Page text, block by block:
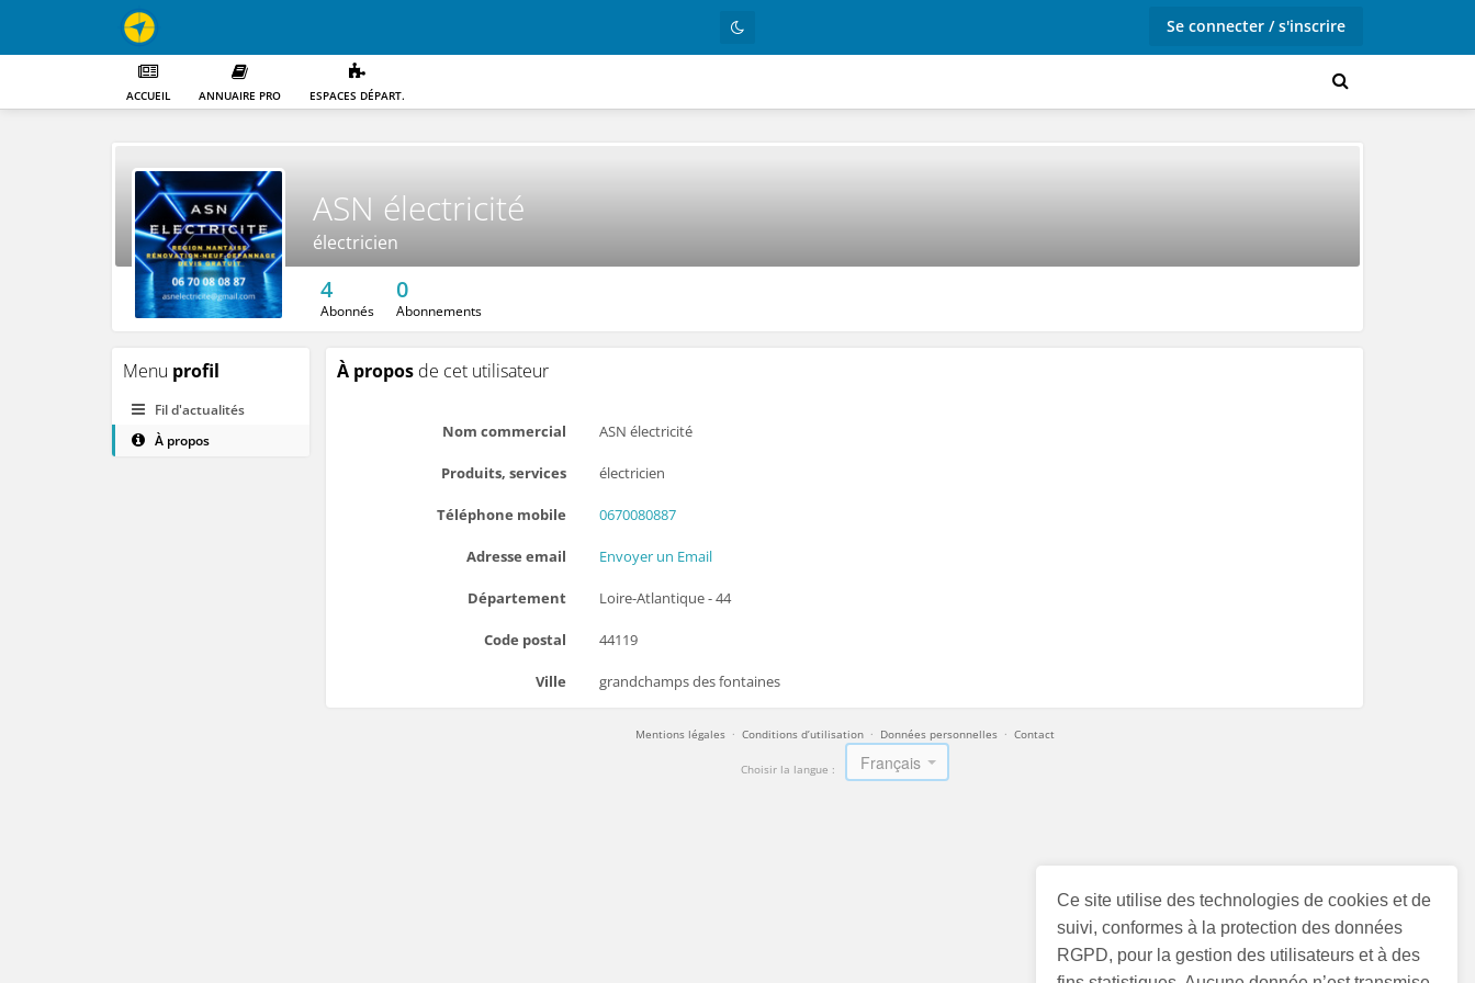
Ce site utilise des technologies de cookies et de
suivi, conformes à la protection des données
RGPD, pour la gestion des utilisateurs et à des
Se connecter / s'inscrire
ACCUEIL ANNUAIRE PRO ESPACES DÉPART.
ASN électricité
électricien
4
Abonnés
0
Abonnements
Menu profil
Fil d'actualités
À propos
À propos de cet utilisateur
Nom commercial ASN électricité
Produits, services électricien
Téléphone mobile 0670080887
Adresse email Envoyer un Email
Département Loire-Atlantique - 44
Code postal 44119
Ville grandchamps des fontaines
Mentions légales· Conditions d’utilisation· Données personnelles· Contact
Choisir la langue : Français